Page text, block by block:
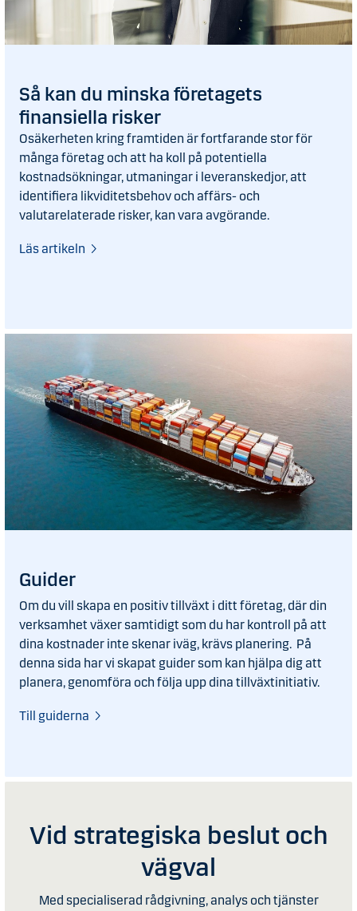
Så kan du minska företagets
finansiella risker
Osäkerheten kring framtiden är fortfarande stor för
många företag och att ha koll på potentiella
kostnadsökningar, utmaningar i leveranskedjor, att
identifiera likviditetsbehov och affärs- och
valutarelaterade risker, kan vara avgörande.
Läs artikeln
Guider
Om du vill skapa en positiv tillväxt i ditt företag, där din
verksamhet växer samtidigt som du har kontroll på att
dina kostnader inte skenar iväg, krävs planering. På
denna sida har vi skapat guider som kan hjälpa dig att
planera, genomföra och följa upp dina tillväxtinitiativ.
Till guiderna
Vid strategiska beslut och
vägval
Med specialiserad rådgivning, analys och tjänster